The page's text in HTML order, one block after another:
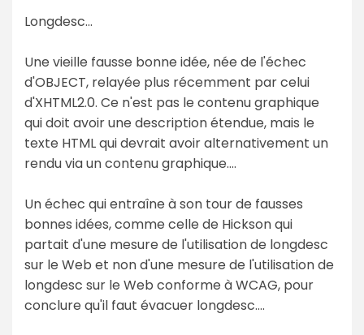
Longdesc...
Une vieille fausse bonne idée, née de l'échec
d'OBJECT, relayée plus récemment par celui
d'XHTML2.0. Ce n'est pas le contenu graphique
qui doit avoir une description étendue, mais le
texte HTML qui devrait avoir alternativement un
rendu via un contenu graphique....
Un échec qui entraîne à son tour de fausses
bonnes idées, comme celle de Hickson qui
partait d'une mesure de l'utilisation de longdesc
sur le Web et non d'une mesure de l'utilisation de
longdesc sur le Web conforme à WCAG, pour
conclure qu'il faut évacuer longdesc....